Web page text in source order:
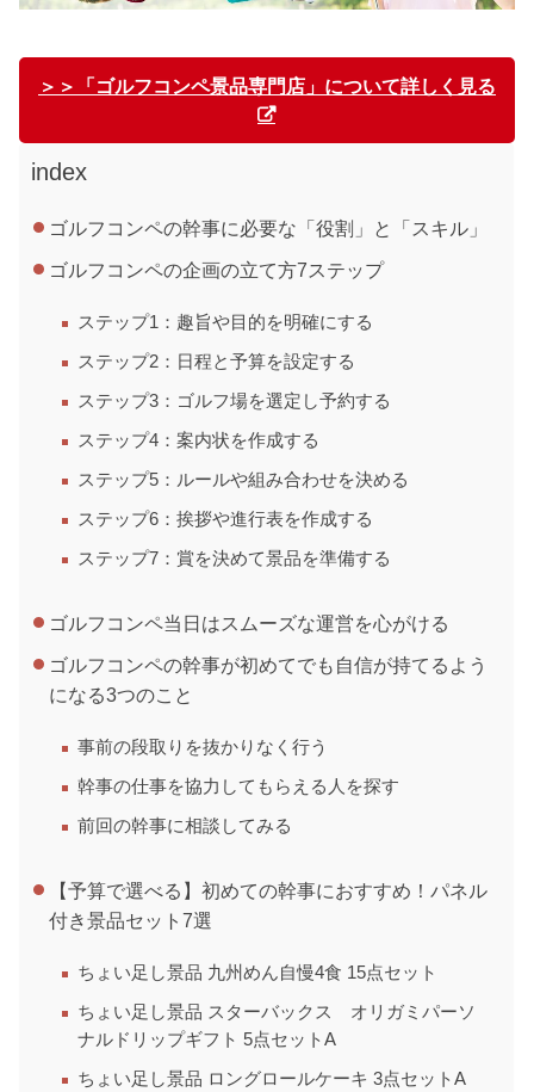
＞＞「ゴルフコンペ景品専門店」について詳しく見る
index
ゴルフコンペの幹事に必要な「役割」と「スキル」
ゴルフコンペの企画の立て方7ステップ
ステップ1：趣旨や目的を明確にする
ステップ2：日程と予算を設定する
ステップ3：ゴルフ場を選定し予約する
ステップ4：案内状を作成する
ステップ5：ルールや組み合わせを決める
ステップ6：挨拶や進行表を作成する
ステップ7：賞を決めて景品を準備する
ゴルフコンペ当日はスムーズな運営を心がける
ゴルフコンペの幹事が初めてでも自信が持てるよう
になる3つのこと
事前の段取りを抜かりなく行う
幹事の仕事を協力してもらえる人を探す
前回の幹事に相談してみる
【予算で選べる】初めての幹事におすすめ！パネル
付き景品セット7選
ちょい足し景品 九州めん自慢4食 15点セット
ちょい足し景品 スターバックス オリガミパーソ
ナルドリップギフト 5点セットA
ちょい足し景品 ロングロールケーキ 3点セットA